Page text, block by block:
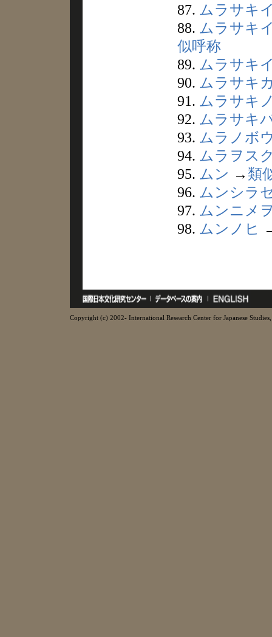
87. ムラサキ
88. ムラサキ
似呼称
89. ムラサキ
90. ムラサキ
91. ムラサキ
92. ムラサキ
93. ムラノボ
94. ムラヲス
95. ムン → 類
96. ムンシラ
97. ムンニメ
98. ムンノヒ
Copyright (c) 2002- International Research Center for Japanese